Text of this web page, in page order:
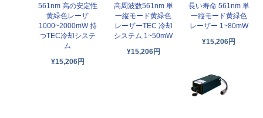
561nm 高の安定性
黄緑色レーザ
1000~2000mW 持
つTEC冷却システ
ム
¥15,206円
高周波数561nm 単
一縦モード黄緑色
レーザーTEC 冷却
システム 1~50mW
¥15,206円
長い寿命 561nm 単
一縦モード黄緑色
レーザー 1~80mW
¥15,206円